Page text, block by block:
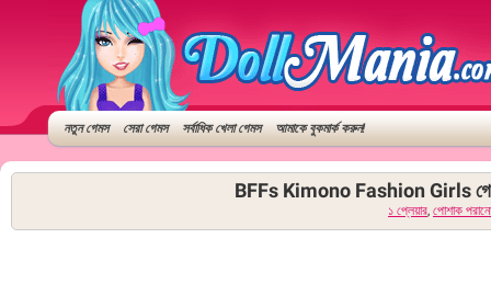
নতুন গেমস সেরা গেমস সর্বাধিক খেলা গেমস আমাকে বুকমার্ক করুন!
BFFs Kimono Fashion Girls
১ প্লেয়ার, পোশাক পরানো